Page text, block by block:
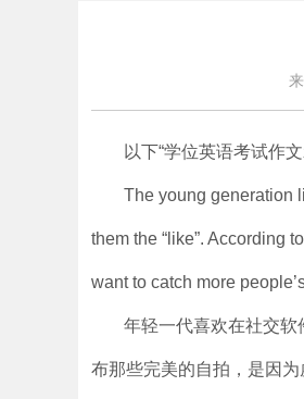
以下“学位英语考试作
The young generation
them the “like”. According
want to catch more
年轻一代喜欢在社交
布那些完美的自拍，是因